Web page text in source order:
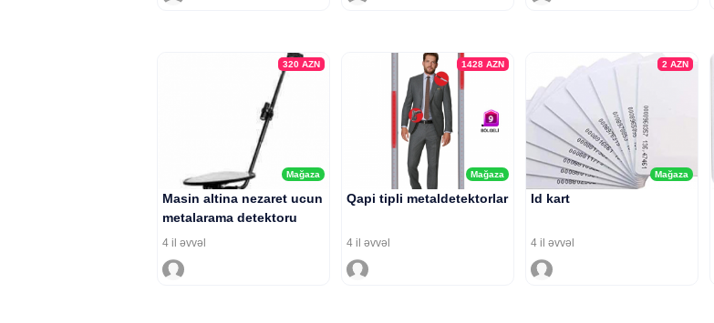
Mağaza
320 AZN
Masin altina nezaret ucun
metalarama detektoru
4 il əvvəl
Mağaza
1428 AZN
Qapi tipli metaldetektorlar
4 il əvvəl
Mağaza
2 AZN
Id kart
4 il əvvəl